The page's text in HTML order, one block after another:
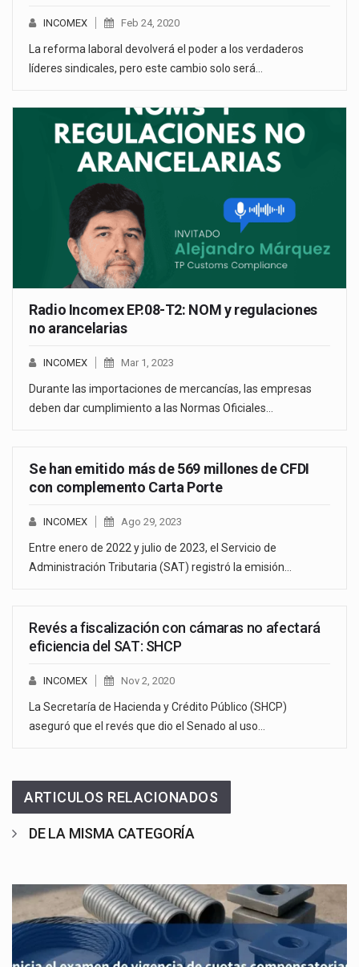
INCOMEX Feb 24, 2020
La reforma laboral devolverá el poder a los verdaderos
líderes sindicales, pero este cambio solo será…
Radio Incomex EP.08-T2: NOM y regulaciones
no arancelarias
INCOMEX Mar 1, 2023
Durante las importaciones de mercancías, las empresas
deben dar cumplimiento a las Normas Oficiales…
Se han emitido más de 569 millones de CFDI
con complemento Carta Porte
INCOMEX Ago 29, 2023
Entre enero de 2022 y julio de 2023, el Servicio de
Administración Tributaria (SAT) registró la emisión…
Revés a fiscalización con cámaras no afectará
eficiencia del SAT: SHCP
INCOMEX Nov 2, 2020
La Secretaría de Hacienda y Crédito Público (SHCP)
aseguró que el revés que dio el Senado al uso…
ARTICULOS RELACIONADOS
DE LA MISMA CATEGORÍA